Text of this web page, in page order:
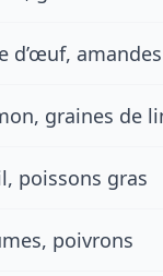
d’œuf, amandes
graines de
poissons gras
poivrons